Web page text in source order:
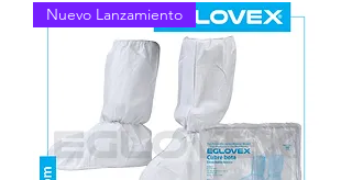
Nuevo Lanzamiento